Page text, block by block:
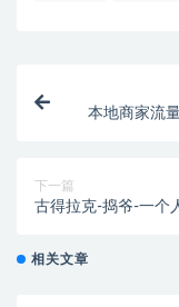
本地商家流
下一篇
古得拉克-捣爷-一个
相关文章